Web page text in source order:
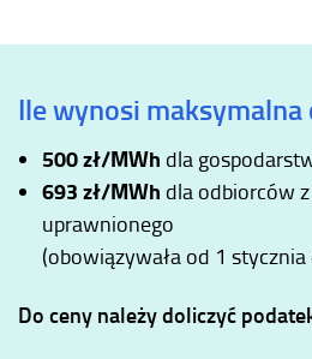
Ile wynosi maksymalna
500 zł/MWh dla
693 zł/MWh dla odbiorców
uprawnionego
(obowiązywała od 1
Do ceny należy doliczyć